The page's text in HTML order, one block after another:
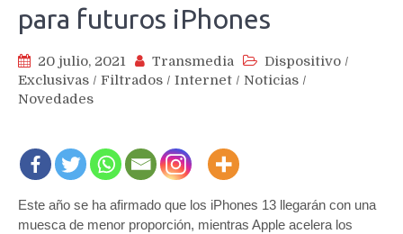
para futuros iPhones
20 julio, 2021 Transmedia Dispositivo /
Exclusivas / Filtrados / Internet / Noticias /
Novedades
Este año se ha afirmado que los iPhones 13 llegarán con una
muesca de menor proporción, mientras Apple acelera los